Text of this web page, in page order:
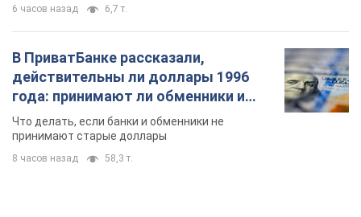
6 часов назад 6,7 т.
В ПриватБанке рассказали,
действительны ли доллары 1996
года: принимают ли обменники и
банки такие купюры
Что делать, если банки и обменники не
принимают старые доллары
8 часов назад 58,3 т.